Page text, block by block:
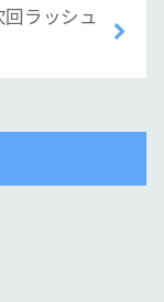
ラッシュ